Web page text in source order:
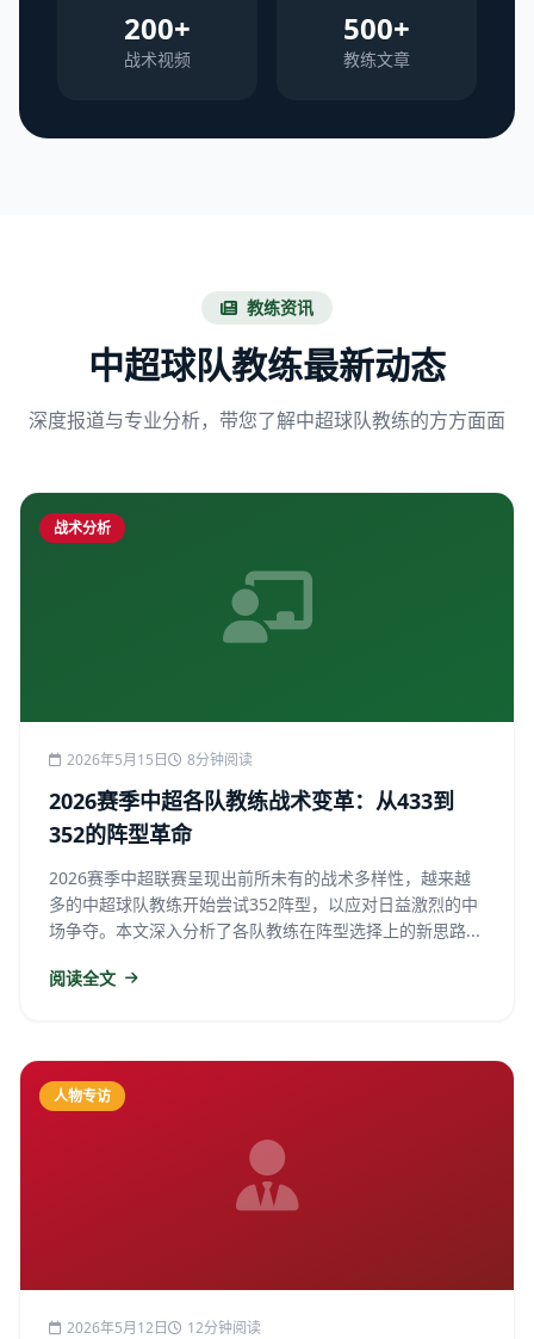
200+
战术视频
500+
教练文章
教练资讯
中超球队教练最新动态
深度报道与专业分析，带您了解中超球队教练的方方面面
战术分析
2026年5月15日 8分钟阅读
2026赛季中超各队教练战术变革：从433到
352的阵型革命
2026赛季中超联赛呈现出前所未有的战术多样性，越来越
多的中超球队教练开始尝试352阵型，以应对日益激烈的中
场争夺。本文深入分析了各队教练在阵型选择上的新思路...
阅读全文
人物专访
2026年5月12日 12分钟阅读